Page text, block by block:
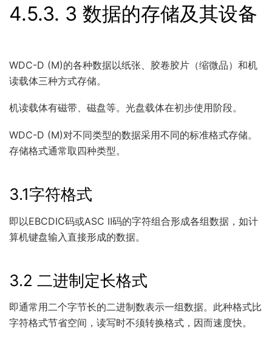
4.5.3. 3 数据的存储及其设备
WDC-D (M)的各种数据以纸张、胶卷胶片（缩微品）和机
读载体三种方式存储。
机读载体有磁带、磁盘等。光盘载体在初步使用阶段。
WDC-D (M)对不同类型的数据采用不同的标准格式存储。
存储格式通常取四种类型。
3.1字符格式
即以EBCDIC码或ASC Ⅱ码的字符组合形成各组数据，如计
算机键盘输入直接形成的数据。
3.2 二进制定长格式
即通常用二个字节长的二进制数表示一组数据。此种格式比
字符格式节省空间，读写时不须转换格式，因而速度快。